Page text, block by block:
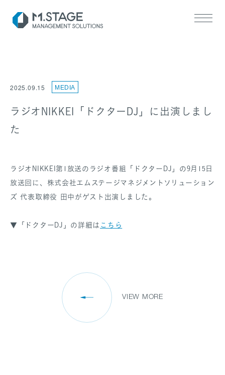
SERVICE TOP
2025.09.15 MEDIA
ラジオNIKKEI「ドクターDJ」に出演しまし
た
ラジオNIKKEI第1放送のラジオ番組「ドクターDJ」の9月15日
放送回に、株式会社エムステージマネジメントソリューション
ズ 代表取締役 田中がゲスト出演しました。
▼「ドクターDJ」の詳細は こちら
VIEW MORE